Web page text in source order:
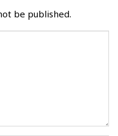
be published.